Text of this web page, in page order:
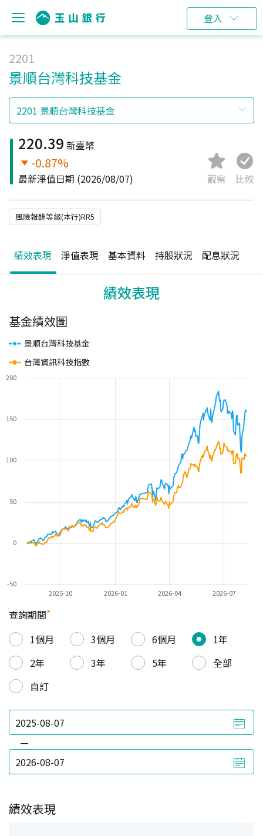
登入
2201
景順台灣科技基金
220.39 新臺幣
-0.87%
最新淨值日期 (2026/08/07) 觀察 比較
風險報酬等級(本行)RR5
績效表現 淨值表現 基本資料 持股狀況 配息狀況
績效表現
基金績效圖
景順台灣科技基金
台灣資訊科技指數
2025-10 2026-01 2026-04 2026-07
-50
0
50
100
150
200
查詢期間*
1個月
3個月 6個月
1年
2年
3年 5年
全部
自訂
—
績效表現